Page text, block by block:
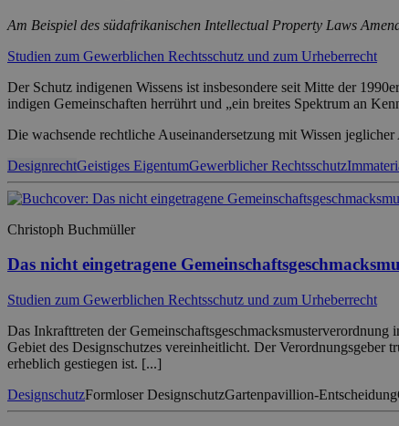
Am Beispiel des südafrikanischen Intellectual Property Laws
Studien zum Gewerblichen Rechtsschutz und zum Urheberrecht
Der Schutz indigenen Wissens ist insbesondere seit Mitte der
indigen Gemeinschaften herrührt und „ein breites Spektrum an
Die wachsende rechtliche Auseinandersetzung mit Wissen
DesignrechtGeistiges EigentumGewerblicher Rechtsschutz
Christoph Buchmüller
Das nicht eingetragene
Studien zum Gewerblichen Rechtsschutz und zum Urheberrecht
Das Inkrafttreten der
Gebiet des Designschutzes vereinheitlicht. Der Verordnungsgeber
erheblich gestiegen ist. [...]
DesignschutzFormloser DesignschutzGartenpavillion-Entscheidung